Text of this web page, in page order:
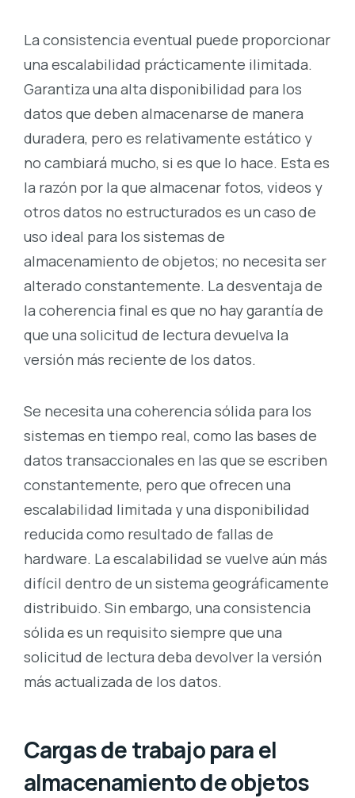
La consistencia eventual puede proporcionar
una escalabilidad prácticamente ilimitada.
Garantiza una alta disponibilidad para los
datos que deben almacenarse de manera
duradera, pero es relativamente estático y
no cambiará mucho, si es que lo hace. Esta es
la razón por la que almacenar fotos, videos y
otros datos no estructurados es un caso de
uso ideal para los sistemas de
almacenamiento de objetos; no necesita ser
alterado constantemente. La desventaja de
la coherencia final es que no hay garantía de
que una solicitud de lectura devuelva la
versión más reciente de los datos.
Se necesita una coherencia sólida para los
sistemas en tiempo real, como las bases de
datos transaccionales en las que se escriben
constantemente, pero que ofrecen una
escalabilidad limitada y una disponibilidad
reducida como resultado de fallas de
hardware. La escalabilidad se vuelve aún más
difícil dentro de un sistema geográficamente
distribuido. Sin embargo, una consistencia
sólida es un requisito siempre que una
solicitud de lectura deba devolver la versión
más actualizada de los datos.
Cargas de trabajo para el
almacenamiento de objetos